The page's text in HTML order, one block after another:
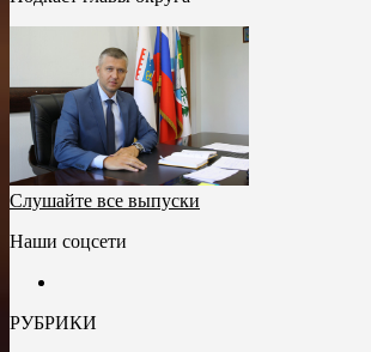
Слушайте все выпуски
Наши соцсети
РУБРИКИ